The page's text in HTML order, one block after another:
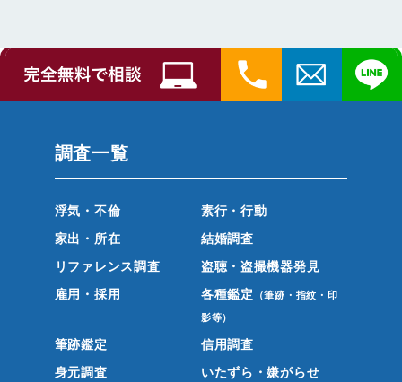
調査一覧
浮気・不倫
素行・行動
家出・所在
結婚調査
リファレンス調査
盗聴・盗撮機器発見
雇用・採用
各種鑑定 （筆跡・指紋・印
影等）
筆跡鑑定
信用調査
身元調査
いたずら・嫌がらせ